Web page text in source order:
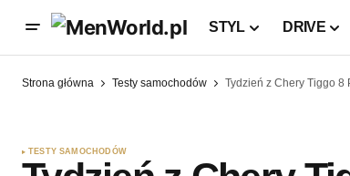
STYL DRIVE
Strona główna Testy samochodów Tydzień z Chery Tiggo 8
TESTY SAMOCHODÓW